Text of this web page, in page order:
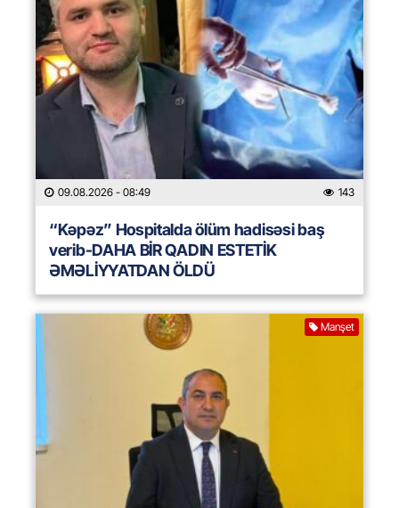
09.08.2026 - 08:49 143
“Kəpəz” Hospitalda ölüm hadisəsi baş
verib-DAHA BİR QADIN ESTETİK
ƏMƏLİYYATDAN ÖLDÜ
Manşet